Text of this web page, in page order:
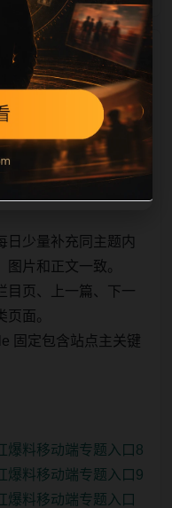
时避免重复标题和重
同栏目词和不同问题
便后续专题自动归
、图片、跳转体验、
日少量补充同主题内
片和正文一致。
目页、上一篇、下一
面。
固定包含站点主关键
爆料移动端专题入口8
爆料移动端专题入口9
爆料移动端专题入口